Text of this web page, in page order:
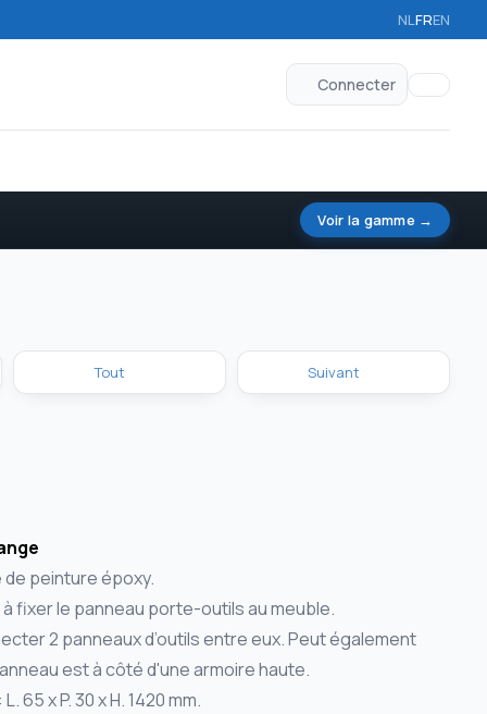
NLFREN
Connecter
Voir la gamme →
Tout Suivant
de peinture époxy.
fixer le panneau porte-outils au meuble.
2 panneaux d’outils entre eux. Peut également
est à côté d'une armoire haute.
65 x P. 30 x H. 1420 mm.